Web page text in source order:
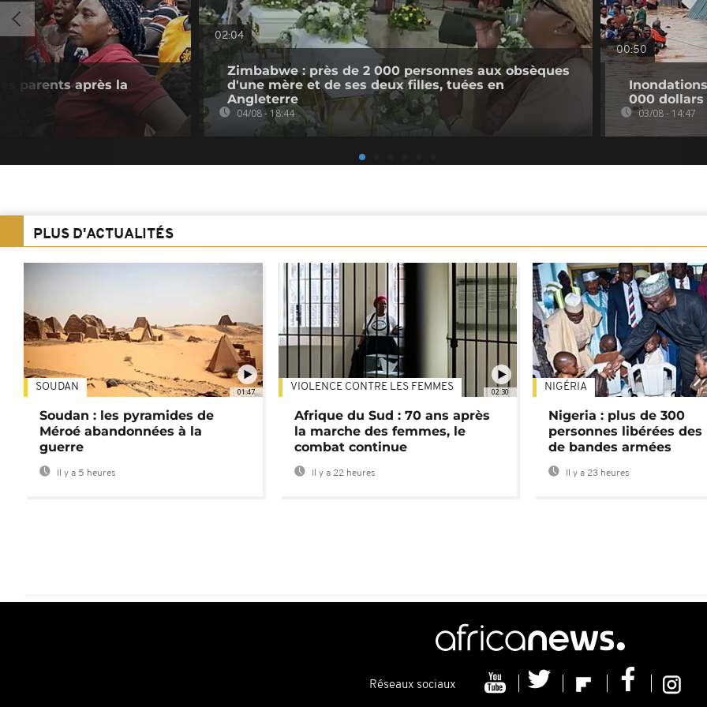
parents après la
02:04
Zimbabwe : près de 2 000 personnes aux obsèques
d'une mère et de ses deux filles, tuées en
Angleterre
04/08 - 18:44
00:50
000 dollars
03/08 - 14:47
PLUS D'ACTUALITÉS
01:47
SOUDAN
Soudan : les pyramides de
Méroé abandonnées à la
guerre
Il y a 5 heures
02:30
VIOLENCE CONTRE LES FEMMES
Afrique du Sud : 70 ans après
la marche des femmes, le
combat continue
Il y a 22 heures
NIGÉRIA
Nigeria : plus de 300
personnes libérées des
de bandes armées
Il y a 23 heures
Réseaux sociaux